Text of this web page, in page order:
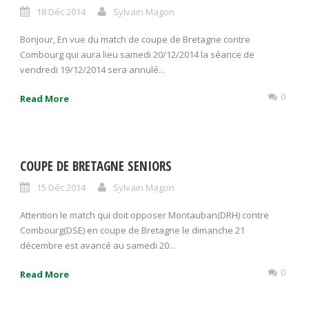
18 Déc 2014 Sylvain Magon
Bonjour, En vue du match de coupe de Bretagne contre
Combourg qui aura lieu samedi 20/12/2014 la séance de
vendredi 19/12/2014 sera annulé...
Read More 0
COUPE DE BRETAGNE SENIORS
15 Déc 2014 Sylvain Magon
Attention le match qui doit opposer Montauban(DRH) contre
Combourg(DSE) en coupe de Bretagne le dimanche 21
décembre est avancé au samedi 20...
Read More 0